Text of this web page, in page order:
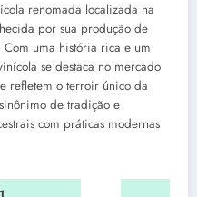
renomada localizada na
por sua produção de
uma história rica e um
se destaca no mercado
refletem o terroir único da
de tradição e
com práticas modernas